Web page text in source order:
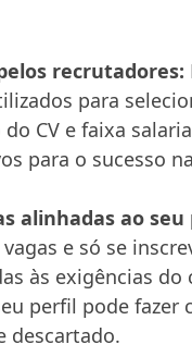
recrutadores:
para
CV e faixa
para o sucesso
alinhadas ao seu
e só se
às exigências do
perfil pode fazer
descartado.